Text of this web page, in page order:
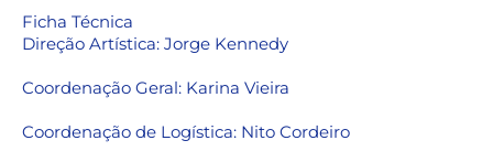
Ficha Técnica
Direção Artística: Jorge Kennedy
Coordenação Geral: Karina Vieira
Coordenação de Logística: Nito Cordeiro